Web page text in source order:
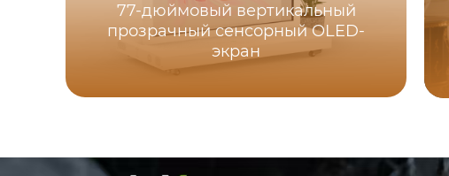
77-дюймовый вертикальный
прозрачный сенсорный OLED-
экран